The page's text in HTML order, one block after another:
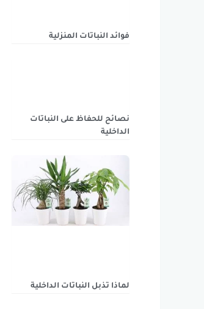
فوائد النباتات المنزلية
نصائح للحفاظ على النباتات
الداخلية
لماذا تذبل النباتات الداخلية